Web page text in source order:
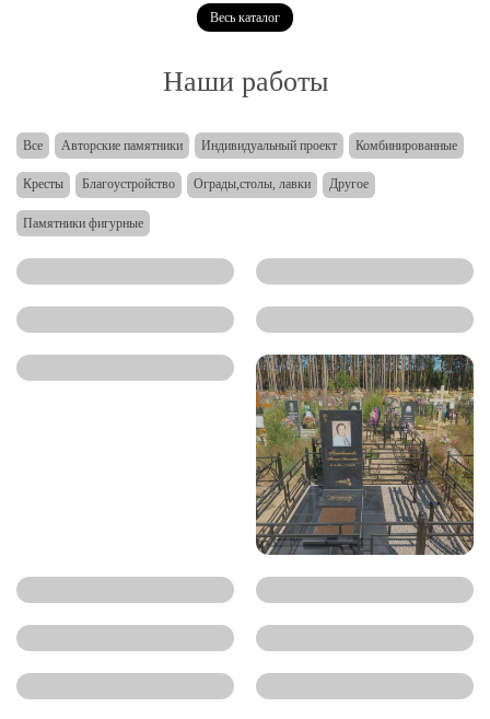
Весь каталог
Наши работы
Все Авторские памятники Индивидуальный проект Комбинированные
Кресты Благоустройство Ограды,столы, лавки Другое
Памятники фигурные